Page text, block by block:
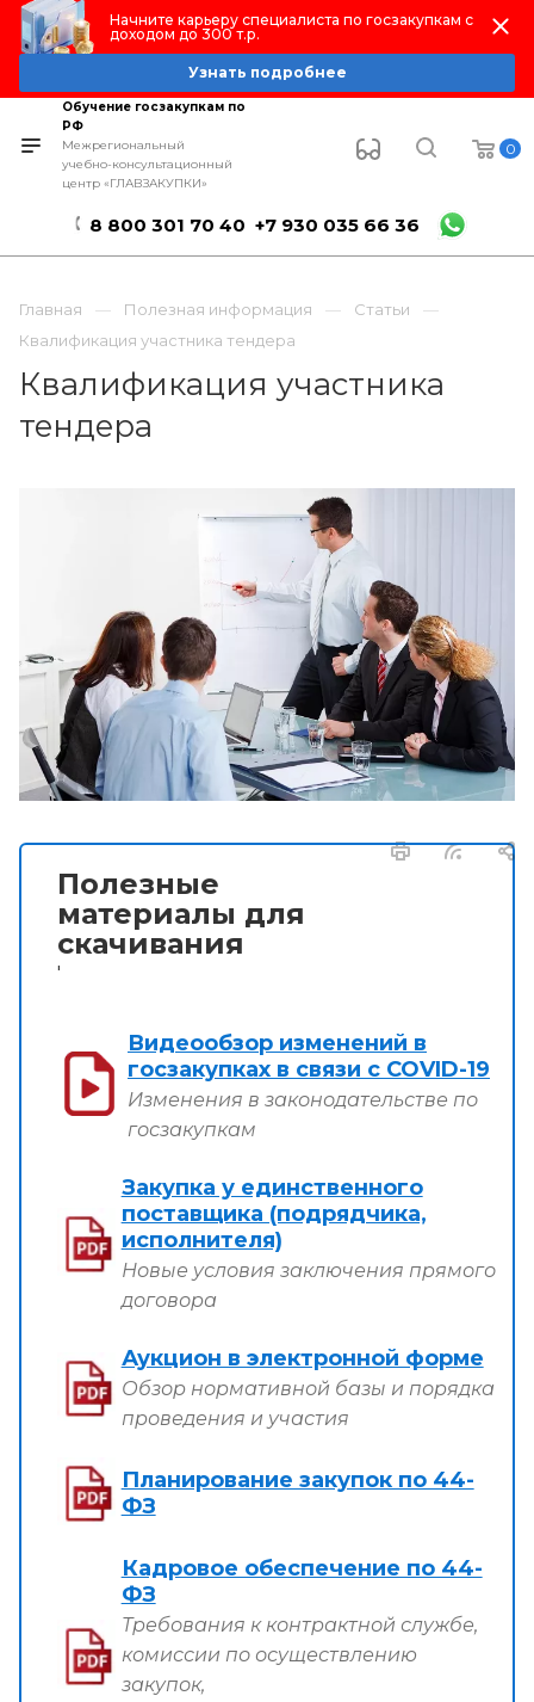
Начните карьеру специалиста по госзакупкам с
доходом до 300 т.р.
Узнать подробнее
Обучение госзакупкам по
РФ
Межрегиональный
учебно-консультационный
центр «ГЛАВЗАКУПКИ»
0
8 800 301 70 40 +7 930 035 66 36
Главная Полезная информация
Статьи
Квалификация участника тендера
Квалификация участника
тендера
Полезные
материалы для
скачивания
'
Видеообзор изменений в
госзакупках в связи с COVID-19
Изменения в законодательстве по
госзакупкам
Закупка у единственного
поставщика (подрядчика,
исполнителя)
Новые условия заключения прямого
договора
Аукцион в электронной форме
Обзор нормативной базы и порядка
проведения и участия
Планирование закупок по 44-
ФЗ
Кадровое обеспечение по 44-
ФЗ
Требования к контрактной службе,
комиссии по осуществлению
закупок,